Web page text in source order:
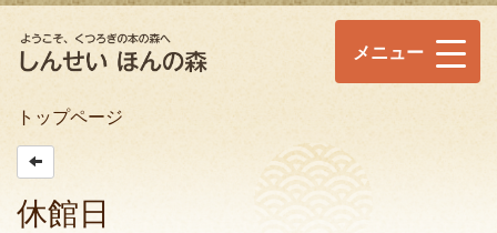
メニュー
トップページ
休館日